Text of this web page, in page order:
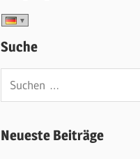
Suche
Suchen
nach:
Neueste Beiträge